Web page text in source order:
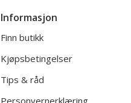
Informasjon
Finn butikk
Kjøpsbetingelser
Tips & råd